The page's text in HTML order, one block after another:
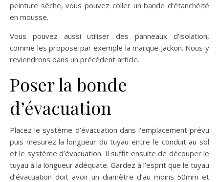
peinture sèche, vous pouvez coller un bande d’étanchéité
en mousse.
Vous pouvez aussi utiliser des panneaux d’isolation,
comme les propose par exemple la marque Jackon. Nous y
reviendrons dans un précédent article.
Poser la bonde
d’évacuation
Placez le système d’évacuation dans l’emplacement prévu
puis mesurez la longueur du tuyau entre le conduit au sol
et le système d’évacuation. Il suffit ensuite de découper le
tuyau à la longueur adéquate. Gardez à l’esprit que le tuyau
d’évacuation doit avoir un diamètre d’au moins 50mm et